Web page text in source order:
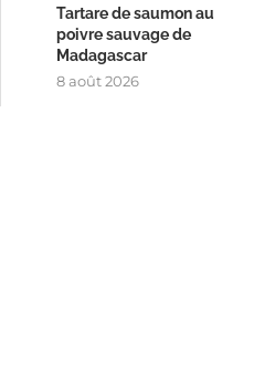
Tartare de saumon au
poivre sauvage de
Madagascar
8 août 2026